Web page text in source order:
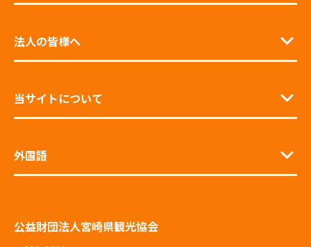
法人の皆様へ
当サイトについて
外国語
公益財団法人宮崎県観光協会